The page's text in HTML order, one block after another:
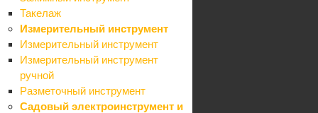
Такелаж
Измерительный инструмент
Измерительный инструмент
Измерительный инструмент
ручной
Разметочный инструмент
Садовый электроинструмент и
Гарантия на товар
Реквизиты
Политика
Помощь
Условия оплаты
Условия доставки
Гарантия на товар